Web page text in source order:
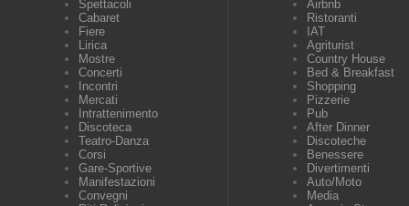
Spettacoli
Cabaret
Fiere
Lirica
Mostre
Concerti
Incontri
Mercati
Intrattenimento
Discoteca
Teatro-Danza
Corsi
Gare-Sportive
Manifestazioni
Convegni
Airbnb
Ristoranti
IAT
Agriturist
Country House
Bed & Breakfast
Shopping
Pizzerie
Pub
After Dinner
Discoteche
Benessere
Divertimenti
Auto/Moto
Media